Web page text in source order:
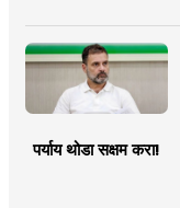
पर्याय थोडा सक्षम करा!